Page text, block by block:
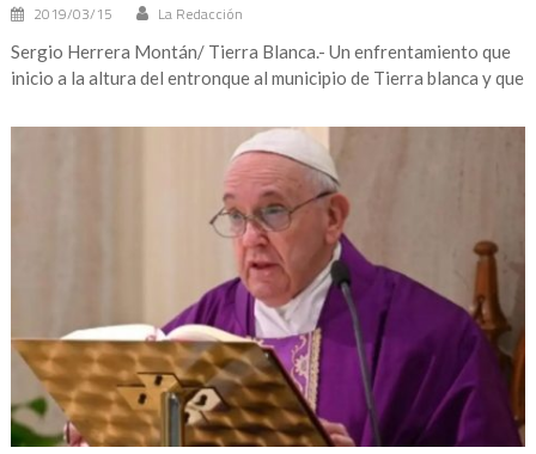
2019/03/15 La Redacción
Sergio Herrera Montán/ Tierra Blanca.- Un enfrentamiento que
inicio a la altura del entronque al municipio de Tierra blanca y que